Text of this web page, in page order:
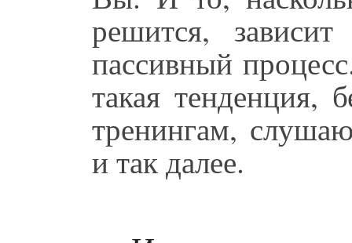
решится,
пассивный
такая тенденция,
тренингам,
и так далее.